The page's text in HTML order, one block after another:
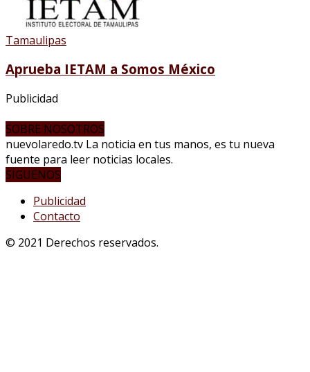
Tamaulipas
Aprueba IETAM a Somos México
Publicidad
SOBRE NOSOTROS
nuevolaredo.tv La noticia en tus manos, es tu nueva
fuente para leer noticias locales.
SÍGUENOS
Publicidad
Contacto
© 2021 Derechos reservados.